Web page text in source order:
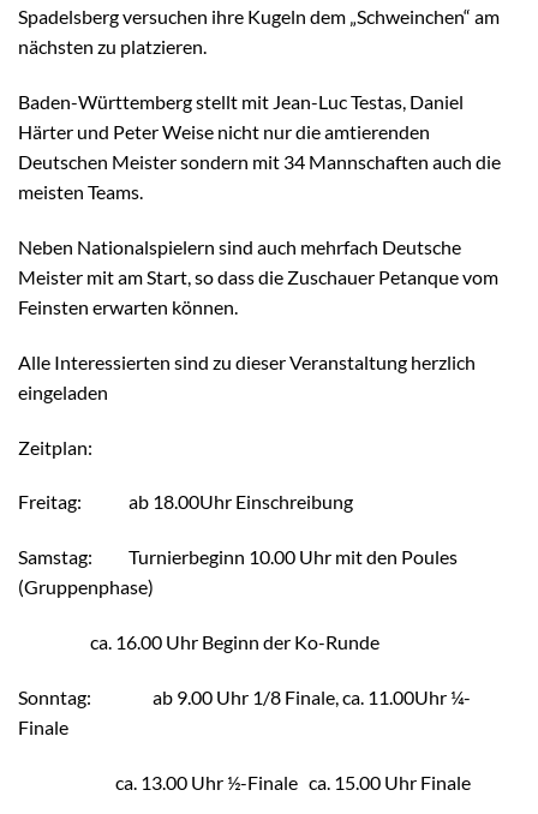
Spadelsberg versuchen ihre Kugeln dem „Schweinchen“ am
nächsten zu platzieren.
Baden-Württemberg stellt mit Jean-Luc Testas, Daniel
Härter und Peter Weise nicht nur die amtierenden
Deutschen Meister sondern mit 34 Mannschaften auch die
meisten Teams.
Neben Nationalspielern sind auch mehrfach Deutsche
Meister mit am Start, so dass die Zuschauer Petanque vom
Feinsten erwarten können.
Alle Interessierten sind zu dieser Veranstaltung herzlich
eingeladen
Zeitplan:
Freitag: ab 18.00Uhr Einschreibung
Samstag: Turnierbeginn 10.00 Uhr mit den Poules
(Gruppenphase)
ca. 16.00 Uhr Beginn der Ko-Runde
Sonntag: ab 9.00 Uhr 1/8 Finale, ca. 11.00Uhr ¼-
Finale
ca. 13.00 Uhr ½-Finale ca. 15.00 Uhr Finale